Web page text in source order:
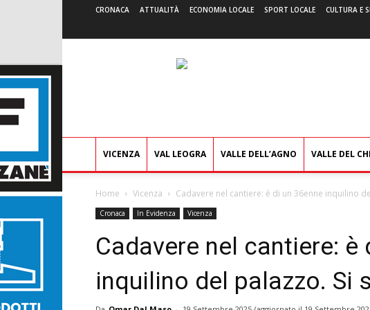
CRONACA ATTUALITÀ ECONOMIA LOCALE SPORT LOCALE CULTURA E
VICENZA VAL LEOGRA VALLE DELL’AGNO VALLE DEL
Home Vicenza Cadavere nel cantiere: è di un 36enne inquilino
Cronaca In Evidenza Vicenza
Cadavere nel cantiere: è
inquilino del palazzo. Si